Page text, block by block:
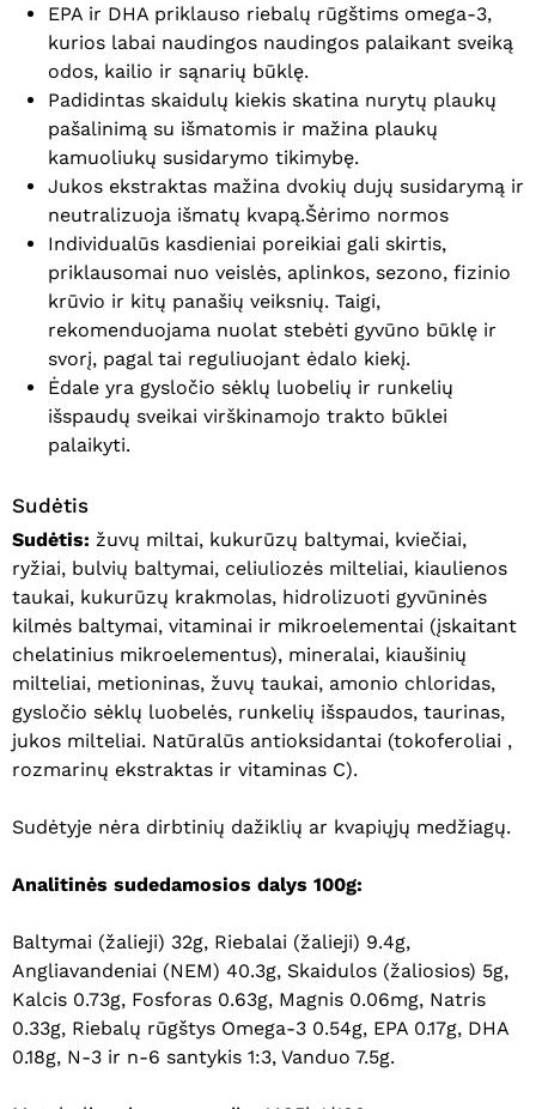
EPA ir DHA priklauso riebalų rūgštims omega-3,
kurios labai naudingos naudingos palaikant sveiką
odos, kailio ir sąnarių būklę.
Padidintas skaidulų kiekis skatina nurytų plaukų
pašalinimą su išmatomis ir mažina plaukų
kamuoliukų susidarymo tikimybę.
Jukos ekstraktas mažina dvokių dujų susidarymą ir
neutralizuoja išmatų kvapą.Šėrimo normos
Individualūs kasdieniai poreikiai gali skirtis,
priklausomai nuo veislės, aplinkos, sezono, fizinio
krūvio ir kitų panašių veiksnių. Taigi,
rekomenduojama nuolat stebėti gyvūno būklę ir
svorį, pagal tai reguliuojant ėdalo kiekį.
Ėdale yra gysločio sėklų luobelių ir runkelių
išspaudų sveikai virškinamojo trakto būklei
palaikyti.
Sudėtis
Sudėtis: žuvų miltai, kukurūzų baltymai, kviečiai,
ryžiai, bulvių baltymai, celiuliozės milteliai, kiaulienos
taukai, kukurūzų krakmolas, hidrolizuoti gyvūninės
kilmės baltymai, vitaminai ir mikroelementai (įskaitant
chelatinius mikroelementus), mineralai, kiaušinių
milteliai, metioninas, žuvų taukai, amonio chloridas,
gysločio sėklų luobelės, runkelių išspaudos, taurinas,
jukos milteliai. Natūralūs antioksidantai (tokoferoliai ,
rozmarinų ekstraktas ir vitaminas C).
Sudėtyje nėra dirbtinių dažiklių ar kvapiųjų medžiagų.
Analitinės sudedamosios dalys 100g:
Baltymai (žalieji) 32g, Riebalai (žalieji) 9.4g,
Angliavandeniai (NEM) 40.3g, Skaidulos (žaliosios) 5g,
Kalcis 0.73g, Fosforas 0.63g, Magnis 0.06mg, Natris
0.33g, Riebalų rūgštys Omega-3 0.54g, EPA 0.17g, DHA
0.18g, N-3 ir n-6 santykis 1:3, Vanduo 7.5g.